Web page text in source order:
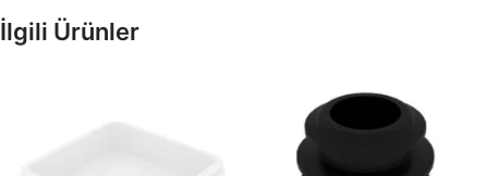
İlgili Ürünler